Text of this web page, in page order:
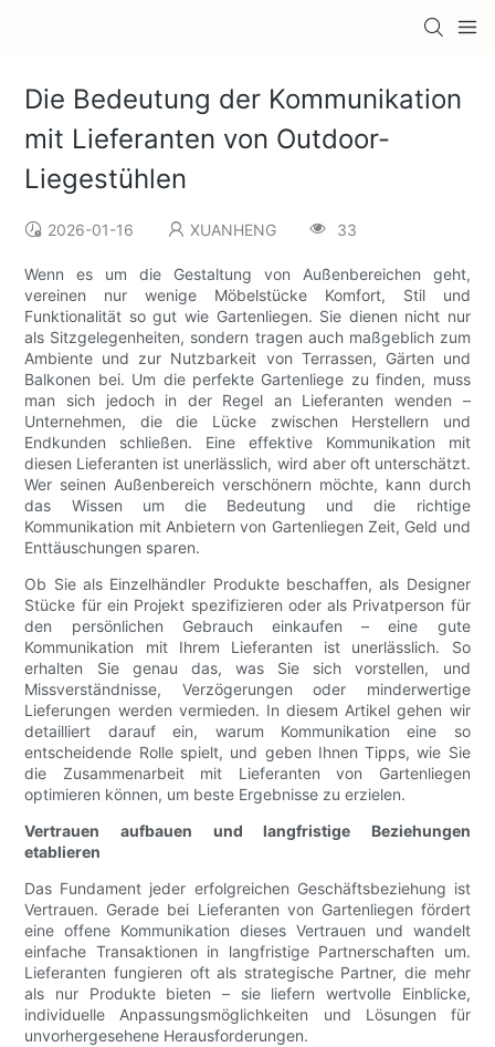
Die Bedeutung der Kommunikation
mit Lieferanten von Outdoor-
Liegestühlen
2026-01-16 XUANHENG 33
Wenn es um die Gestaltung von Außenbereichen geht,
vereinen nur wenige Möbelstücke Komfort, Stil und
Funktionalität so gut wie Gartenliegen. Sie dienen nicht nur
als Sitzgelegenheiten, sondern tragen auch maßgeblich zum
Ambiente und zur Nutzbarkeit von Terrassen, Gärten und
Balkonen bei. Um die perfekte Gartenliege zu finden, muss
man sich jedoch in der Regel an Lieferanten wenden –
Unternehmen, die die Lücke zwischen Herstellern und
Endkunden schließen. Eine effektive Kommunikation mit
diesen Lieferanten ist unerlässlich, wird aber oft unterschätzt.
Wer seinen Außenbereich verschönern möchte, kann durch
das Wissen um die Bedeutung und die richtige
Kommunikation mit Anbietern von Gartenliegen Zeit, Geld und
Enttäuschungen sparen.
Ob Sie als Einzelhändler Produkte beschaffen, als Designer
Stücke für ein Projekt spezifizieren oder als Privatperson für
den persönlichen Gebrauch einkaufen – eine gute
Kommunikation mit Ihrem Lieferanten ist unerlässlich. So
erhalten Sie genau das, was Sie sich vorstellen, und
Missverständnisse, Verzögerungen oder minderwertige
Lieferungen werden vermieden. In diesem Artikel gehen wir
detailliert darauf ein, warum Kommunikation eine so
entscheidende Rolle spielt, und geben Ihnen Tipps, wie Sie
die Zusammenarbeit mit Lieferanten von Gartenliegen
optimieren können, um beste Ergebnisse zu erzielen.
Vertrauen aufbauen und langfristige Beziehungen
etablieren
Das Fundament jeder erfolgreichen Geschäftsbeziehung ist
Vertrauen. Gerade bei Lieferanten von Gartenliegen fördert
eine offene Kommunikation dieses Vertrauen und wandelt
einfache Transaktionen in langfristige Partnerschaften um.
Lieferanten fungieren oft als strategische Partner, die mehr
als nur Produkte bieten – sie liefern wertvolle Einblicke,
individuelle Anpassungsmöglichkeiten und Lösungen für
unvorhergesehene Herausforderungen.